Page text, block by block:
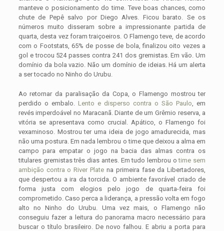
manteve o posicionamento do time. Teve boas chances, como
chute de Pepê salvo por Diego Alves. Ficou barato. Se os
números muito disseram sobre a impressionante partida de
quarta, desta vez foram traiçoeiros. O Flamengo teve, de acordo
com o Footstats, 65% de posse de bola, finalizou oito vezes a
gol e trocou 524 passes contra 241 dos gremistas. Em vão. Um
domínio da bola vazio. Não um domínio de ideias. Há um alerta
a ser tocado no Ninho do Urubu.
Ao retornar da paralisação da Copa, o Flamengo mostrou ter
perdido o embalo. Lento e disperso contra o São Paulo, em
revés imperdoável no Maracanã. Diante de um Grêmio reserva, a
vitória se apresentava como crucial. Apático, o Flamengo foi
vexaminoso. Mostrou ter uma ideia de jogo amadurecida, mas
não uma postura. Em nada lembrou o time que deixou a alma em
campo para empatar o jogo na bacia das almas contra os
titulares gremistas três dias antes. Em tudo lembrou otime sem
ambição contra o River Plate na primeira fase da Libertadores,
que despertou a ira da torcida. O ambiente favorável criado de
forma justa com elogios pelo jogo de quarta-feira foi
comprometido. Caso perca a liderança, a pressão volta em fogo
alto no Ninho do Urubu. Uma vez mais, o Flamengo não
conseguiu fazer a leitura do panorama macro necessário para
buscar o título brasileiro. De novo falhou. E abriu a porta para